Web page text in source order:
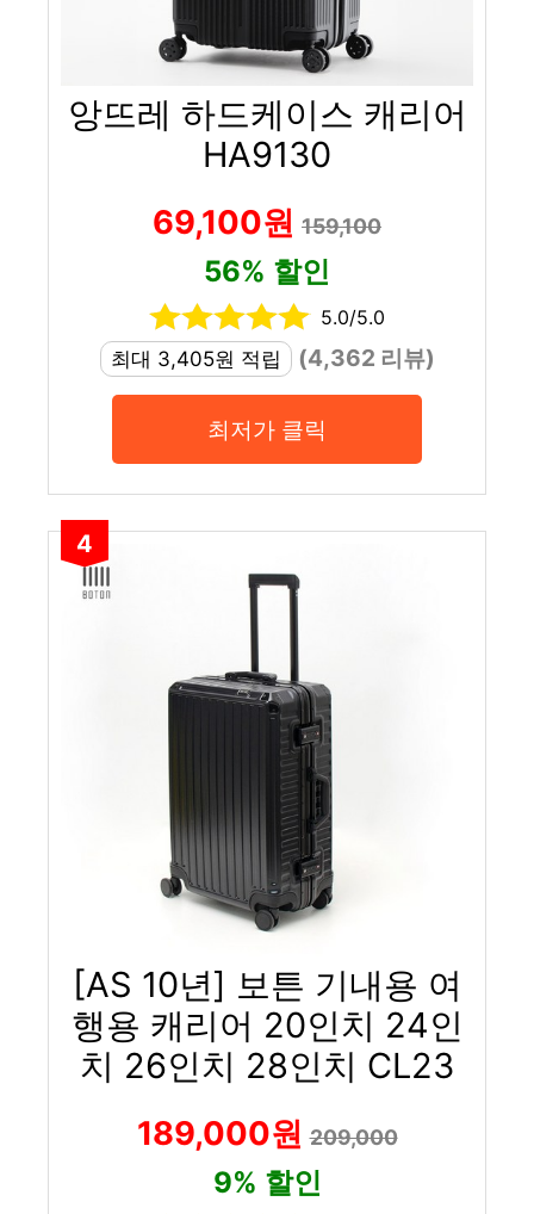
앙뜨레 하드케이스 캐리어
HA9130
69,100원 159,100
56% 할인
5.0/5.0
최대 3,405원 적립
(4,362 리뷰)
최저가 클릭
4
[AS 10년] 보튼 기내용 여
행용 캐리어 20인치 24인
치 26인치 28인치 CL23
189,000원209,000
9% 할인